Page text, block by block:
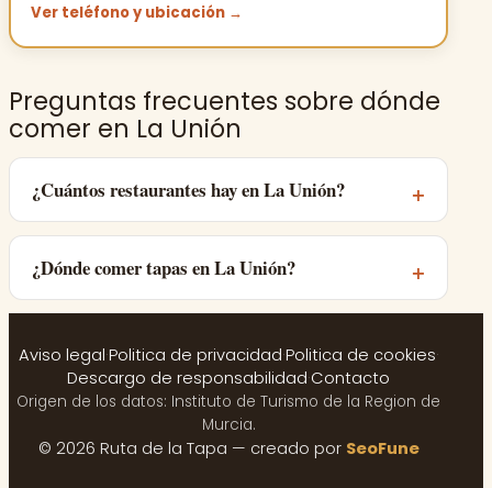
Ver teléfono y ubicación →
Preguntas frecuentes sobre dónde
comer en La Unión
¿Cuántos restaurantes hay en La Unión?
¿Dónde comer tapas en La Unión?
Aviso legal·Politica de privacidad·Politica de cookies·
Descargo de responsabilidad·Contacto
Origen de los datos: Instituto de Turismo de la Region de
Murcia.
© 2026 Ruta de la Tapa — creado por SeoFune